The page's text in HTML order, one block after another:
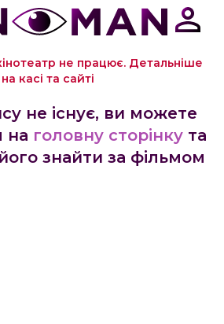
не працює. Детальніше
на касі та сайті
не існує, ви можете
на головну сторінку та
знайти за фільмом